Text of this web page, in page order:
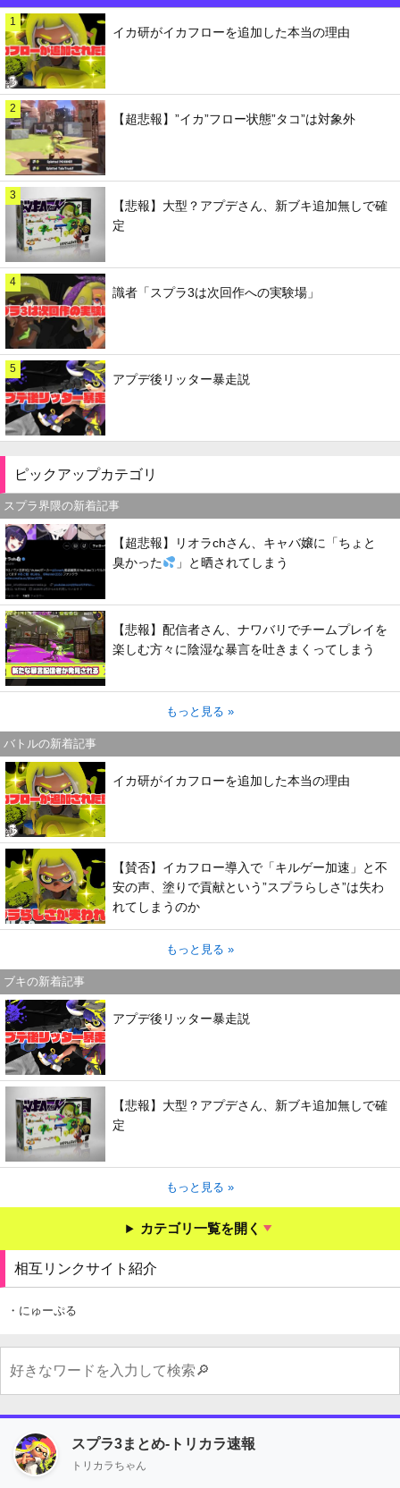
1
イカ研がイカフローを追加した本当の理由
2
【超悲報】”イカ”フロー状態”タコ”は対象外
3
【悲報】大型？アプデさん、新ブキ追加無しで確
定
4
識者「スプラ3は次回作への実験場」
5
アプデ後リッター暴走説
ピックアップカテゴリ
スプラ界隈の新着記事
【超悲報】リオラchさん、キャバ嬢に「ちょと
臭かった
」と晒されてしまう
【悲報】配信者さん、ナワバリでチームプレイを
楽しむ方々に陰湿な暴言を吐きまくってしまう
もっと見る »
バトルの新着記事
イカ研がイカフローを追加した本当の理由
【賛否】イカフロー導入で「キルゲー加速」と不
安の声、塗りで貢献という”スプラらしさ”は失わ
れてしまうのか
もっと見る »
ブキの新着記事
アプデ後リッター暴走説
【悲報】大型？アプデさん、新ブキ追加無しで確
定
もっと見る »
カテゴリ一覧を開く
相互リンクサイト紹介
・にゅーぷる
スプラ3まとめ-トリカラ速報
トリカラちゃん